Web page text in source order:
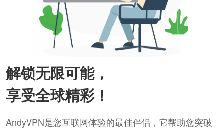
解锁无限可能，
享受全球精彩！
AndyVPN是您互联网体验的最佳伴侣，它帮助您突破